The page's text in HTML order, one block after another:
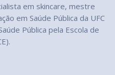
em skincare, mestre
em Saúde Pública da UFC
Pública pela Escola de